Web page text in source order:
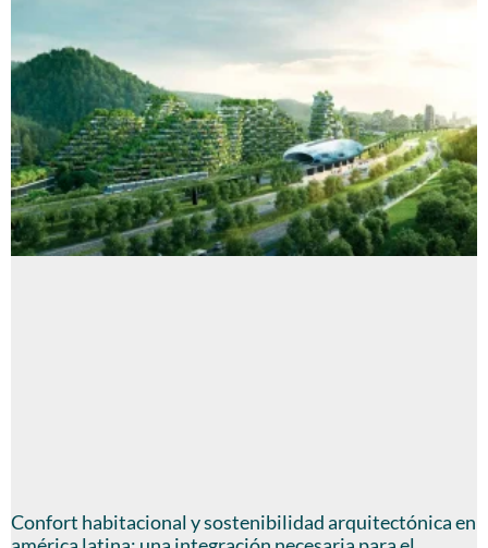
Confort habitacional y sostenibilidad arquitectónica en